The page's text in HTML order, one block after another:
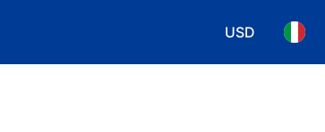
USD
Scegli la tua